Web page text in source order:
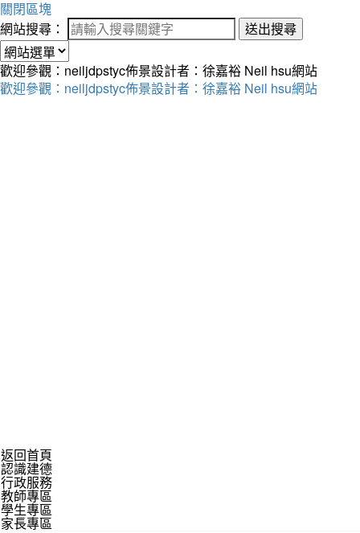
關閉區塊
網站搜尋：
送出搜尋
歡迎參觀：neiljdpstyc佈景設計者：徐嘉裕 Neil hsu網站
歡迎參觀：neiljdpstyc佈景設計者：徐嘉裕 Neil hsu網站
返回首頁
認識建德
行政服務
教師專區
學生專區
家長專區